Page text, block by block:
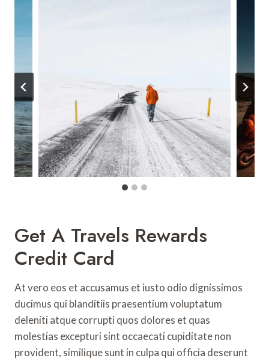
Get A Travels Rewards
Credit Card
At vero eos et accusamus et iusto odio dignissimos
ducimus qui blanditiis praesentium voluptatum
deleniti atque corrupti quos dolores et quas
molestias excepturi sint occaecati cupiditate non
provident, similique sunt in culpa qui officia deserunt